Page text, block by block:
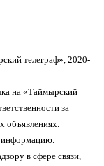
телеграф», 2020-
на «Таймырский
за
информацию.
в сфере связи,